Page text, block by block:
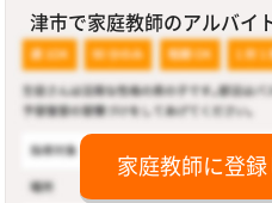
津市で家庭教師のアルバイ
家庭教師に登